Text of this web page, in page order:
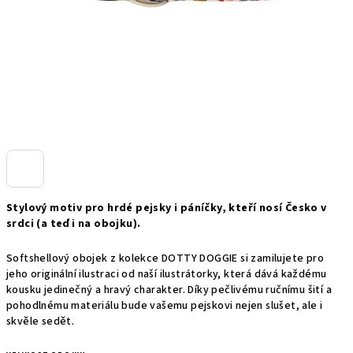
Stylový motiv pro hrdé pejsky i páníčky, kteří nosí Česko v
srdci (a teď i na obojku).
Softshellový obojek z kolekce DOTTY DOGGIE si zamilujete pro
jeho originální ilustraci od naší ilustrátorky, která dává každému
kousku jedinečný a hravý charakter. Díky pečlivému ručnímu šití a
pohodlnému materiálu bude vašemu pejskovi nejen slušet, ale i
skvěle sedět.